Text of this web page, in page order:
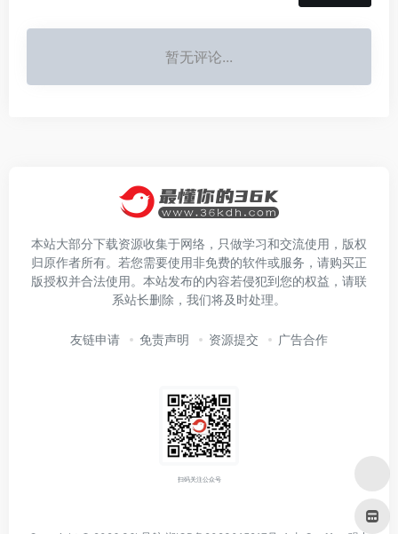
暂无评论...
本站大部分下载资源收集于网络，只做学习和交流使用，版权
归原作者所有。若您需要使用非免费的软件或服务，请购买正
版授权并合法使用。本站发布的内容若侵犯到您的权益，请联
系站长删除，我们将及时处理。
友链申请 免责声明 资源提交 广告合作
扫码关注公众号